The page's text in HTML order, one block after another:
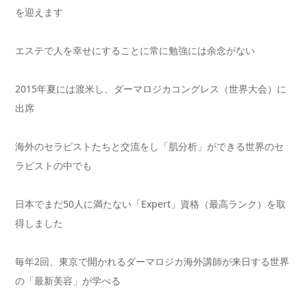
を迎えます
エステで人を幸せにすることに常に勉強には余念がない
2015年夏には渡米し、ダーマロジカコングレス（世界大会）に
出席
海外のセラピストたちと交流をし「肌分析」ができる世界のセ
ラピストの中でも
日本でまだ50人に満たない「Expert」資格（最高ランク）を取
得しました
毎年2回、東京で開かれるダーマロジカ海外講師が来日する世界
の「最新美容」が学べる